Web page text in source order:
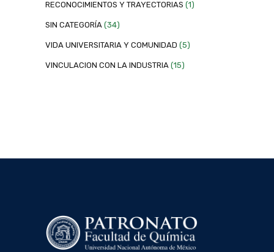
RECONOCIMIENTOS Y TRAYECTORIAS (1)
SIN CATEGORÍA (34)
VIDA UNIVERSITARIA Y COMUNIDAD (5)
VINCULACION CON LA INDUSTRIA (15)